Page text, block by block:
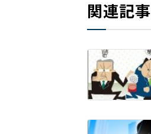
関連記事